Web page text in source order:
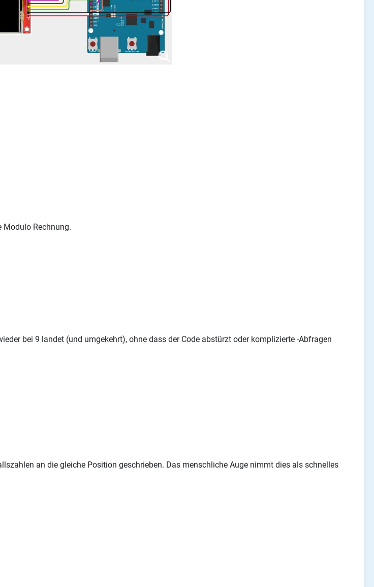
Modulo Rechnung.
bei 9 landet (und umgekehrt), ohne dass der Code abstürzt oder komplizierte -Abfragen
an die gleiche Position geschrieben. Das menschliche Auge nimmt dies als schnelles